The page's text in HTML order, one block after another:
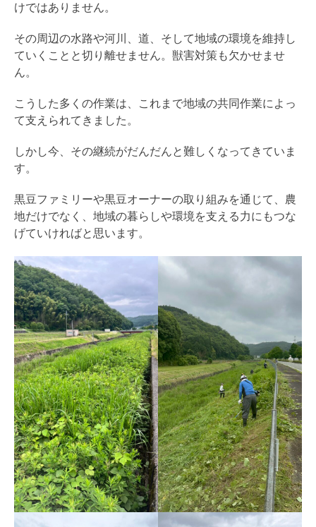
けではありません。
その周辺の水路や河川、道、そして地域の環境を維持し
ていくことと切り離せません。獣害対策も欠かせませ
ん。
こうした多くの作業は、これまで地域の共同作業によっ
て支えられてきました。
しかし今、その継続がだんだんと難しくなってきていま
す。
黒豆ファミリーや黒豆オーナーの取り組みを通じて、農
地だけでなく、地域の暮らしや環境を支える力にもつな
げていければと思います。